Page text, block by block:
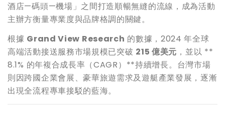
酒店—碼頭—機場」之間打造順暢無縫的流線，成為活動
主辦方衡量專業度與品牌格調的關鍵。
根據 Grand View Research 的數據，2024 年全球
高端活動接送服務市場規模已突破 215 億美元 ，並以 **
8.1% 的年複合成長率（CAGR）**持續增長。台灣市場
則因跨國企業會展、豪華旅遊需求及遊艇產業發展，逐漸
出現全流程專車接駁的藍海。